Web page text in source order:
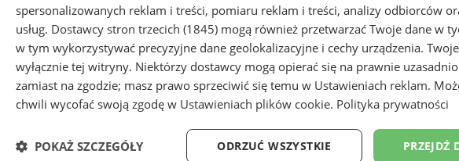
spersonalizowanych reklam i treści, pomiaru reklam i treści, analizy odbiorców
usług. Dostawcy stron trzecich (1845) mogą również przetwarzać Twoje dane w
w tym wykorzystywać precyzyjne dane geolokalizacyjne i cechy urządzenia.
wyłącznie tej witryny. Niektórzy dostawcy mogą opierać się na prawnie
zamiast na zgodzie; masz prawo sprzeciwić się temu w Ustawieniach reklam.
chwili wycofać swoją zgodę w Ustawieniach plików cookie. Polityka prywatności
PRZEJDŹ
ODRZUĆ WSZYSTKIE
POKAŻ SZCZEGÓŁY